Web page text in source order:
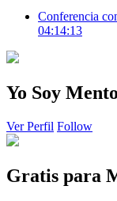
Conferencia
04:14:13
Yo Soy
Ver Perfil Follow
Gratis para